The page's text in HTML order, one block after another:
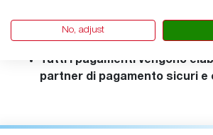
Rispettiamo il GDPR e
dati siano trattati in modo
Tutti i pagamenti vengono
partner di pagamento sicuri
No, adjust